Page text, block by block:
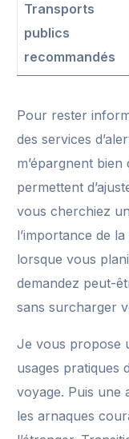
Transports
publics
recommandés
Pour rester
des services
m’épargnent
permettent
vous cherchiez
l’importance de la
lorsque vous
demandez peut-
sans surcharger
Je vous propose
usages pratiques
voyage. Puis une
les arnaques